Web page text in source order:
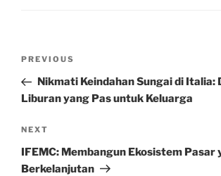
Previous
Post
PREVIOUS
Nikmati Keindahan Sungai di Italia:
Liburan yang Pas untuk Keluarga
Next
Post
NEXT
IFEMC: Membangun Ekosistem Pasar
Berkelanjutan